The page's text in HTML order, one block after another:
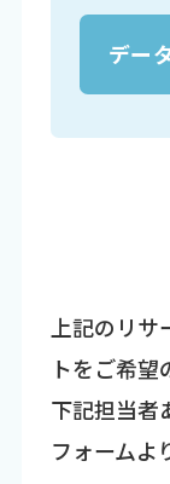
デー
上記のリサ
トをご希望
下記担当者
フォームよ